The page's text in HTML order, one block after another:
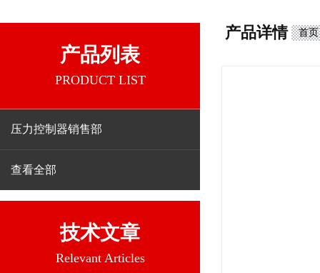
产品列表
PRODUCT LIST
压力控制器销售部
查看全部
技术文章
Relevant Articles
产品详情 首页